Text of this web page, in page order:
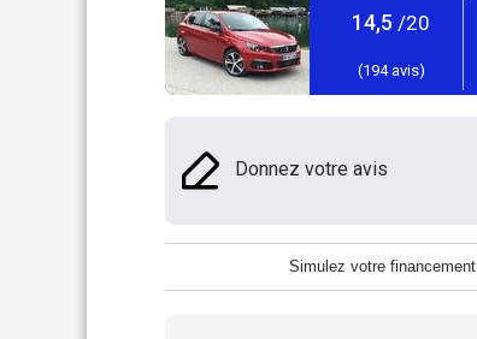
14,5 /20
(194avis)
Donnez votre avis
Simulez votre financement